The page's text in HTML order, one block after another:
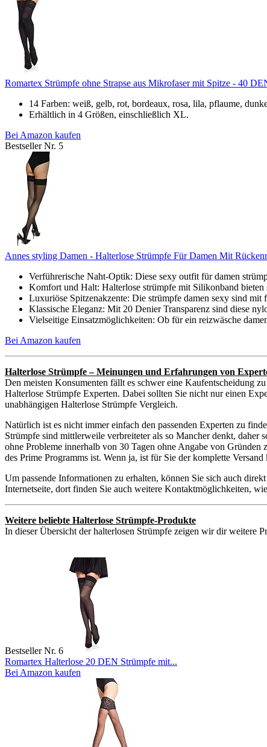
Romartex Strümpfe ohne Strapse aus Mikrofaser mit Spitze - 40
14 Farben: weiß, gelb, rot, bordeaux, rosa, lila, pflaume,
Erhältlich in 4 Größen, einschließlich XL.
Bei Amazon kaufen
Bestseller Nr. 5
Annes styling Damen - Halterlose Strümpfe Für Damen Mit
Verführerische Naht-Optik: Diese sexy outfit für damen
Komfort und Halt: Halterlose strümpfe mit Silikonband bieten
Luxuriöse Spitzenakzente: Die strümpfe damen sexy sind mit
Klassische Eleganz: Mit 20 Denier Transparenz sind diese
Vielseitige Einsatzmöglichkeiten: Ob für ein reizwäsche
Bei Amazon kaufen
Halterlose Strümpfe – Meinungen und Erfahrungen von
Den meisten Konsumenten fällt es schwer eine Kaufentscheidung
Halterlose Strümpfe Experten. Dabei sollten Sie nicht nur einen
unabhängigen Halterlose Strümpfe Vergleich.
Natürlich ist es nicht immer einfach den passenden Experten zu
Strümpfe sind mittlerweile verbreiteter als so Mancher denkt, daher
ohne Probleme innerhalb von 30 Tagen ohne Angabe von
des Prime Programms ist. Wenn ja, ist für Sie der komplette
Um passende Informationen zu erhalten, können Sie sich auch
Internetseite, dort finden Sie auch weitere Kontaktmöglichkeiten,
Weitere beliebte Halterlose Strümpfe-Produkte
In dieser Übersicht der halterlosen Strümpfe zeigen wir dir weitere
Bestseller Nr. 6
Romartex Halterlose 20 DEN Strümpfe mit...
Bei Amazon kaufen